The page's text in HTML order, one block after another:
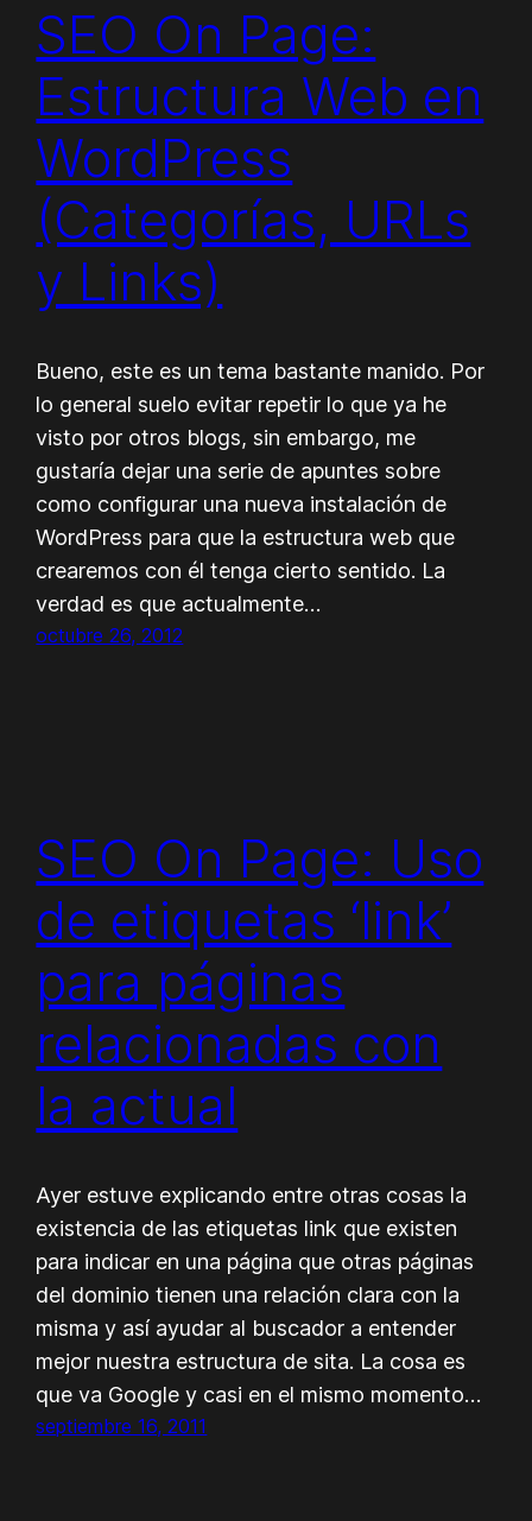
SEO On Page:
Estructura Web en
WordPress
(Categorías, URLs
y Links)
Bueno, este es un tema bastante manido. Por
lo general suelo evitar repetir lo que ya he
visto por otros blogs, sin embargo, me
gustaría dejar una serie de apuntes sobre
como configurar una nueva instalación de
WordPress para que la estructura web que
crearemos con él tenga cierto sentido. La
verdad es que actualmente…
octubre 26, 2012
SEO On Page: Uso
de etiquetas ‘link’
para páginas
relacionadas con
la actual
Ayer estuve explicando entre otras cosas la
existencia de las etiquetas link que existen
para indicar en una página que otras páginas
del dominio tienen una relación clara con la
misma y así ayudar al buscador a entender
mejor nuestra estructura de sita. La cosa es
que va Google y casi en el mismo momento…
septiembre 16, 2011